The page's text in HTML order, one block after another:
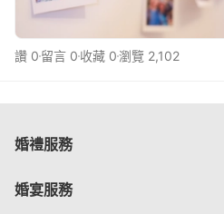
讚 0 留言 0 收藏 0瀏覽 2,102
婚禮服務
婚宴服務